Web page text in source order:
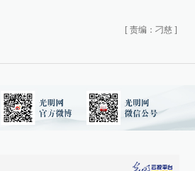
[ 责编：刁慈 ]